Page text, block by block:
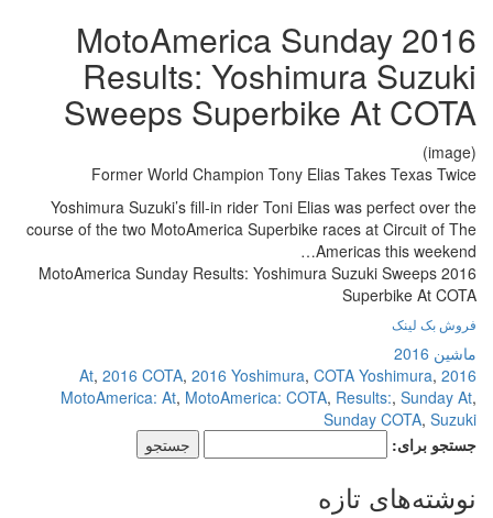
2016 MotoAmerica Sunday
Results: Yoshimura Suzuki
Sweeps Superbike At COTA
Former World Champion Tony Elias Takes Texas Twice
Yoshimura Suzuki’s fill-in rider Toni Elias was perfect over the
course of the two MotoAmerica Superbike races at Circuit of The
Americas this weekend…
2016 MotoAmerica Sunday Results: Yoshimura Suzuki Sweeps
Superbike At COTA
فروش بک لینک
ماشین 2016
2016 At
,2016 COTA,2016 Yoshimura,COTA Yoshimura,
MotoAmerica: At,MotoAmerica: COTA,Results:,Sunday At
Sunday COTA,Suzuki
جستجو برای:
نوشته‌های تازه